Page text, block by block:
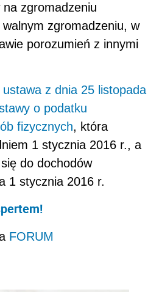
na zgromadzeniu
zgromadzeniu, w
porozumień z innymi
ustawa z dnia 25 listopada
o podatku
fizycznych, która
1 stycznia 2016 r., a
do dochodów
1 stycznia 2016 r.
FORUM